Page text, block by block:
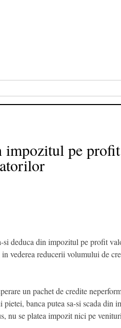
pe
deduca din impozitul pe profit
vederea reducerii volumului de
un pachet de credite
banca putea sa-si scada
nu se platea impozit nici pe